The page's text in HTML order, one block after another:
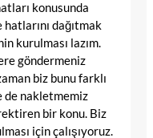
konusunda
dağıtmak
kurulması lazım.
göndermeniz
biz bunu farklı
nakletmemiz
bir konu. Biz
için çalışıyoruz.